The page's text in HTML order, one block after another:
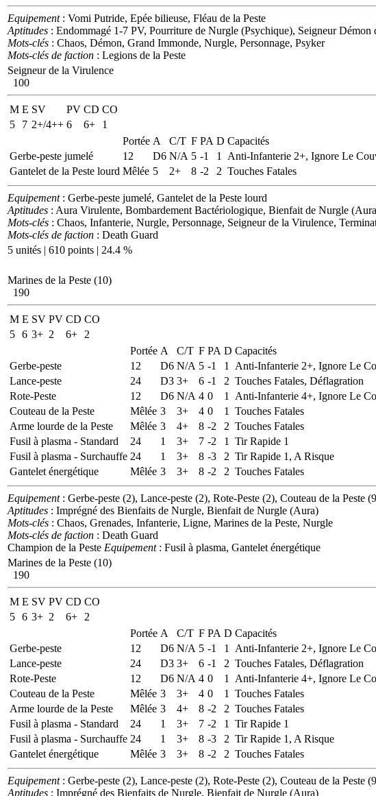
Equipement: Vomi Putride, Epée bilieuse, Fléau de la Peste
Aptitudes : Endommagé 1-7 PV, Pourriture de Nurgle (Psychique), Seigneur
Mots-clés : Chaos, Démon, Grand Immonde, Nurgle, Personnage, Psyker
Mots-clés de faction : Legions de la Peste
Seigneur de la Virulence
100
M E SV PV CD CO
5
7 2+/4++ 6 6+
1
Portée A C/T F PA D Capacités
Gerbe-peste jumelé
12 D6 N/A 5 -1 1
Anti-Infanterie 2+, Ignore Le
Gantelet de la Peste lourd Mêlée 5 2+ 8 -2 2 Touches Fatales
Equipement: Gerbe-peste jumelé, Gantelet de la Peste lourd
Aptitudes : Aura Virulente, Bombardement Bactériologique, Bienfait de Nurgle
Mots-clés : Chaos, Infanterie, Nurgle, Personnage, Seigneur de la Virulence,
Mots-clés de faction : Death Guard
5 unités | 610 points | 24.4 %
Marines de la Peste (10)
190
M E SV PV CD CO
5 6 3+ 2 6+
2
Portée A C/T F PA D Capacités
Gerbe-peste
12 D6 N/A 5 -1 1
Anti-Infanterie 2+, Ignore Le
Lance-peste
24 D3 3+ 6 -1 2 Touches Fatales, Déflagration
Rote-Peste
12 D6 N/A 4 0 1
Anti-Infanterie 4+, Ignore Le
Couteau de la Peste
Mêlée 3 3+ 4 0 1
Touches Fatales
Arme lourde de la Peste
Mêlée 3 4+ 8 -2 2 Touches Fatales
Fusil à plasma - Standard
24 1 3+ 7 -2 1
Tir Rapide 1
Fusil à plasma - Surchauffe 24 1 3+ 8 -3 2 Tir Rapide 1, A Risque
Gantelet énergétique
Mêlée 3 3+ 8 -2 2 Touches Fatales
Equipement: Gerbe-peste (2), Lance-peste (2), Rote-Peste (2), Couteau de la Peste
Aptitudes : Imprégné des Bienfaits de Nurgle, Bienfait de Nurgle (Aura)
Mots-clés : Chaos, Grenades, Infanterie, Ligne, Marines de la Peste, Nurgle
Mots-clés de faction : Death Guard
Champion de la Peste Equipement: Fusil à plasma, Gantelet énergétique
Marines de la Peste (10)
190
M E SV PV CD CO
5 6 3+ 2 6+
2
Portée A C/T F PA D Capacités
Gerbe-peste
12 D6 N/A 5 -1 1
Anti-Infanterie 2+, Ignore Le
Lance-peste
24 D3 3+ 6 -1 2 Touches Fatales, Déflagration
Rote-Peste
12 D6 N/A 4 0 1
Anti-Infanterie 4+, Ignore Le
Couteau de la Peste
Mêlée 3 3+ 4 0 1
Touches Fatales
Arme lourde de la Peste
Mêlée 3 4+ 8 -2 2 Touches Fatales
Fusil à plasma - Standard
24 1 3+ 7 -2 1
Tir Rapide 1
Fusil à plasma - Surchauffe 24 1 3+ 8 -3 2 Tir Rapide 1, A Risque
Gantelet énergétique
Mêlée 3 3+ 8 -2 2 Touches Fatales
Equipement: Gerbe-peste (2), Lance-peste (2), Rote-Peste (2), Couteau de la Peste
Aptitudes : Imprégné des Bienfaits de Nurgle, Bienfait de Nurgle (Aura)